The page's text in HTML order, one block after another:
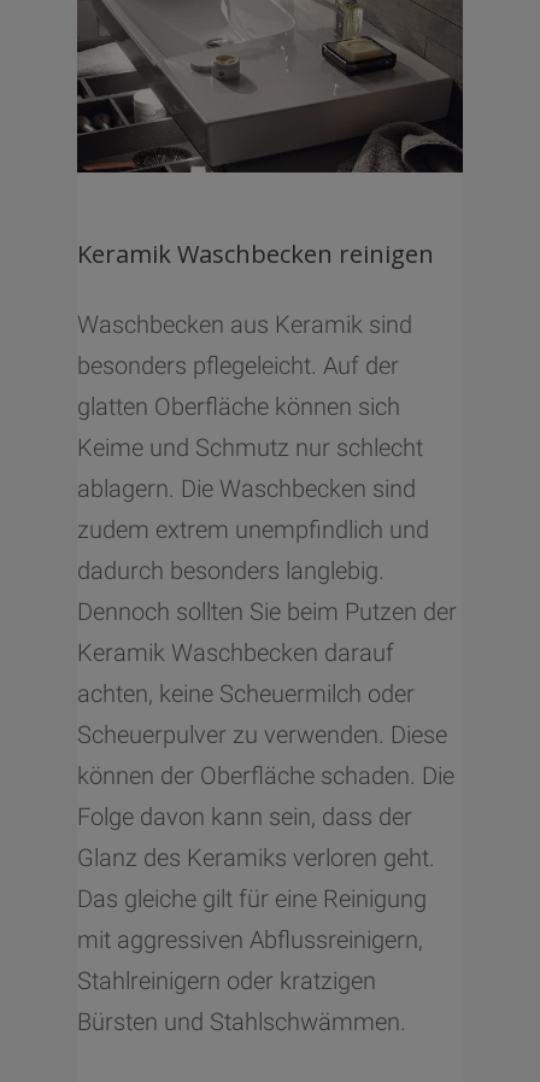
Keramik Waschbecken reinigen
Waschbecken aus Keramik sind
besonders pflegeleicht. Auf der
glatten Oberfläche können sich
Keime und Schmutz nur schlecht
ablagern. Die Waschbecken sind
zudem extrem unempfindlich und
dadurch besonders langlebig.
Dennoch sollten Sie beim Putzen der
Keramik Waschbecken darauf
achten, keine Scheuermilch oder
Scheuerpulver zu verwenden. Diese
können der Oberfläche schaden. Die
Folge davon kann sein, dass der
Glanz des Keramiks verloren geht.
Das gleiche gilt für eine Reinigung
mit aggressiven Abflussreinigern,
Stahlreinigern oder kratzigen
Bürsten und Stahlschwämmen.